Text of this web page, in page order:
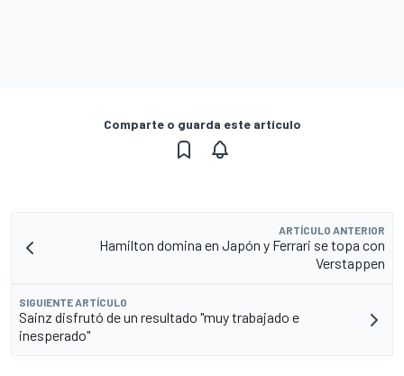
Comparte o guarda este artículo
ARTÍCULO ANTERIOR
Hamilton domina en Japón y Ferrari se topa con
Verstappen
SIGUIENTE ARTÍCULO
Sainz disfrutó de un resultado "muy trabajado e
inesperado"